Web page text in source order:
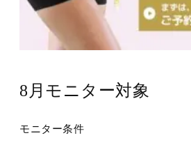
8月モニター対象
モニター条件